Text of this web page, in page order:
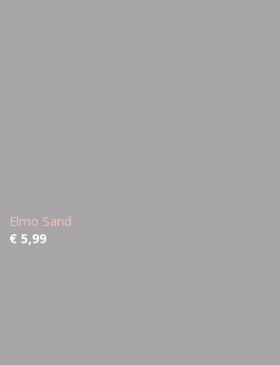
Elmo Sand
€ 5,99